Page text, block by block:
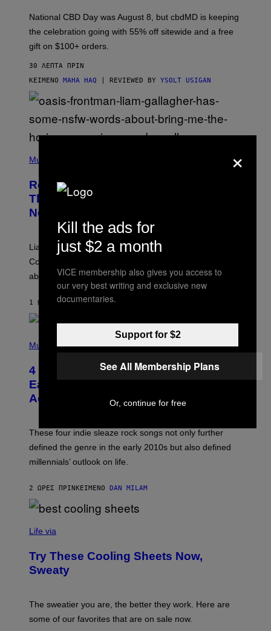
B
D
D
National CBD Day was August 8, but cbdMD is keeping
the celebration going with 55% off sitewide and a free
gift on $100+ orders.
30 ΛΕΠΤΆ ΠΡΙΝ
ΚΕΊΜΕΝΟ MAHA HAQ | REVIEWED BY YSOLT USIGAN
H
O
B
Y
D
S
I
P
N
/
W
R
E
M
G
E
/
T
Y
I
G
S
Music
Remember When Liam Gallagher
Threatened to Stab This Actor For…
Not Telling a Joke?
Liam Gallagher once threatened to stab Sacha Baron
Cohen after the actor *checks notes* didn’t make a joke
about him in an awards speech.
1 ΏΡΑ ΠΡΙΝΚΕΊΜΕΝΟSTEPHEN ANDREW GALIHER
H
O
B
Y
F
M
A
I
C
O
M
F
I
M
M
A
Music
4 Indie Sleaze Rock Songs From the
Early 2010s That Defined Millennials’
Aesthetics for Life
These four indie sleaze rock songs not only further
defined the genre in the early 2010s but also defined
millennials’ outlook on life.
2 ΏΡΕΣ ΠΡΙΝ ΚΕΊΜΕΝΟ DAN MILAM
O
R
T
A
E
Life via
Try These Cooling Sheets Now,
Sweaty
The sweatier you are, the better they work. Here are
some of our favorites that are on sale now.
×
Kill the ads for
just $2 a month
VICE membership also gives you access to
our very best writing and exclusive new
documentaries.
Support for $2
See All Membership Plans
Or, continue for free